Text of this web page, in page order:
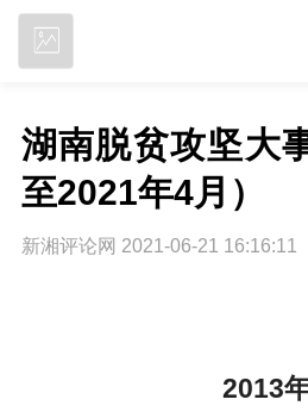
湖南脱贫攻坚大
至2021年4月）
新湘评论网 2021-06-21 16:16:11
2013